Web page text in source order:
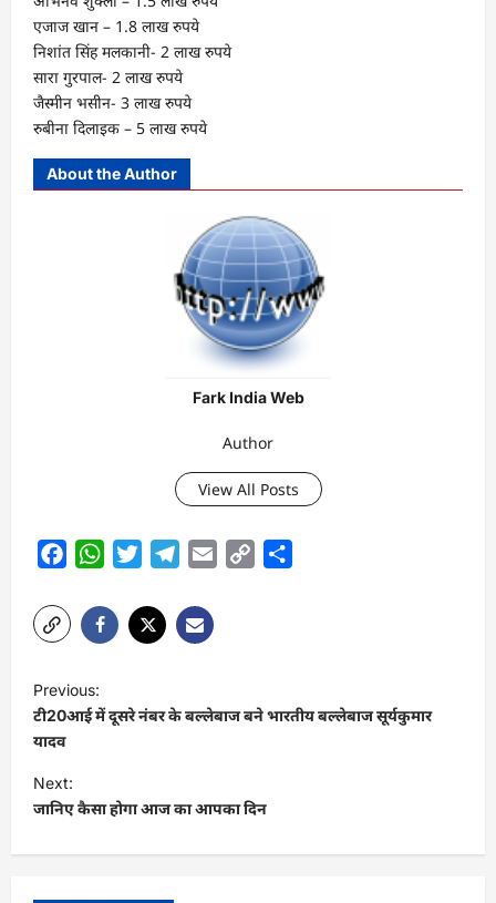
एजाज खान – 1.8 लाख रुपये
निशांत सिंह मलकानी- 2 लाख रुपये
सारा गुरपाल- 2 लाख रुपये
जैस्मीन भसीन- 3 लाख रुपये
रुबीना दिलाइक – 5 लाख रुपये
About the Author
Fark India Web
Author
View All Posts
FacebookWhatsAppTwitterTelegram
Email
Copy
o
s
t
n
a
Previous:
टी20आई में दूसरे नंबर के बल्लेबाज बने भारतीय बल्लेबाज सूर्यकुमार
यादव
Next:
जानिए कैसा होगा आज का आपका दिन